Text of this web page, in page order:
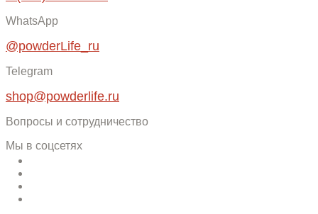
WhatsApp
@powderLife_ru
Telegram
shop@powderlife.ru
Вопросы и сотрудничество
Мы в соцсетях